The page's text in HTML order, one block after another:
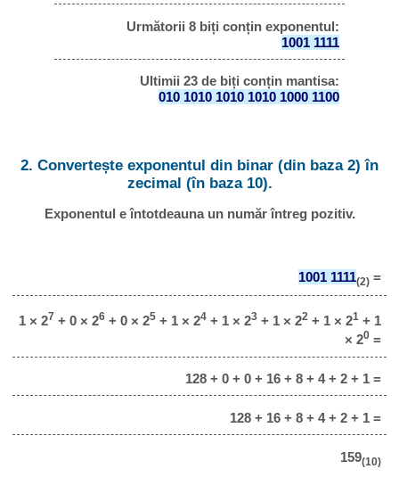
Următorii 8 biți conțin exponentul:
1001 1111
Ultimii 23 de biți conțin mantisa:
010 1010 1010 1010 1000 1100
2. Convertește exponentul din binar (din baza 2) în
zecimal (în baza 10).
Exponentul e întotdeauna un număr întreg pozitiv.
1001 1111(2)=
1 × 27 + 0 × 26+ 0 × 25+ 1 × 24+ 1 × 23+ 1 × 22+ 1 × 21+ 1
× 20=
128 + 0 + 0 + 16 + 8 + 4 + 2 + 1 =
128 + 16 + 8 + 4 + 2 + 1 =
159(10)